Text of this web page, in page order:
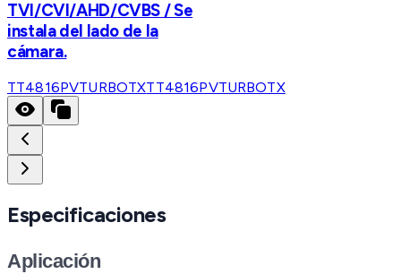
TVI/CVI/AHD/CVBS / Se
instala del lado de la
cámara.
TT4816PVTURBOTXTT4816PVTURBOTX
Especificaciones
Aplicación